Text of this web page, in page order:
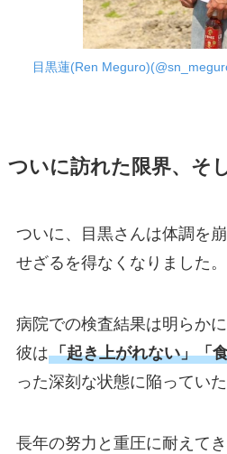
目黒蓮(Ren
ついに訪れた限界、そ
ついに、目黒さんは体調を崩
せざるを得なくなりました。
病院での検査結果は明らか
彼は「起き上がれない」「
った深刻な状態に陥っていた
長年の努力と重圧に耐えて